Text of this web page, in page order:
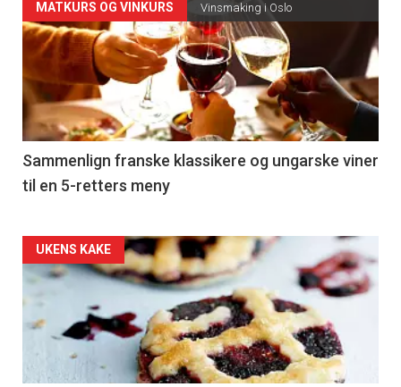
Forsiden
akkurat
nå
-
5
MATKURS OG VINKURS Vinsmaking i Oslo
Sammenlign franske klassikere og ungarske viner
til en 5-retters meny
Forsiden
akkurat
nå
UKENS KAKE